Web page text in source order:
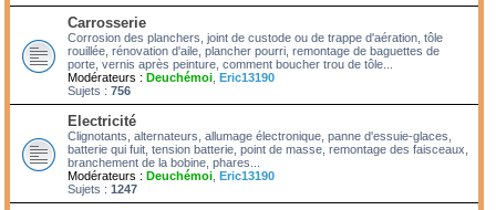
Carrosserie
Corrosion des planchers, joint de custode ou de trappe d'aération, tôle
rouillée, rénovation d'aile, plancher pourri, remontage de baguettes de
porte, vernis après peinture, comment boucher trou de tôle...
Modérateurs : Deuchémoi Eric13190
Sujets : 756
Electricité
Clignotants, alternateurs, allumage électronique, panne d'essuie-glaces,
batterie qui fuit, tension batterie, point de masse, remontage des faisceaux,
branchement de la bobine, phares...
Modérateurs : Deuchémoi Eric13190
Sujets : 1247